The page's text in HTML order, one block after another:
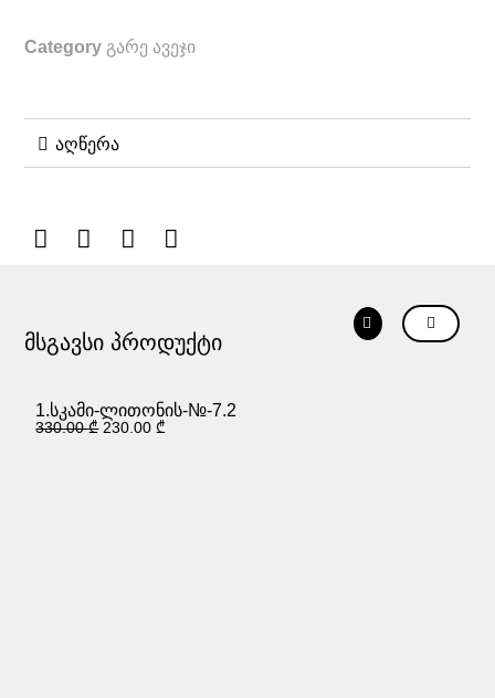
Category გარე ავეჯი
აღწერა
მსგავსი პროდუქტი
1.სკამი-ლითონის-№-7.2
330.00₾ 230.00 ₾